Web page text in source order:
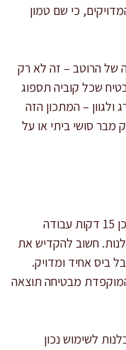
כי שם טמון
של הרוטב – זה לא רק
שכל קוביה תספוג
– המתכון הזה
סושי ביתי או על
ההכנה הכוללת אורכת כ-45 דקות, מתוכן 15 דקות עבודה
חשוב להקדיש את
ביס אחיד ומדויק.
מבטיחה תוצאה
לשימוש נכון